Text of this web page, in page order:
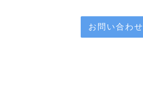
お問い合わせ